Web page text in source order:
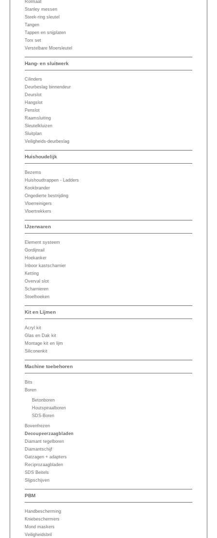
Rolmaat
Stanley messen
Steek-ring sleutel
Tangen
Tappen en snijplaten
Torx set
Verstelbare Moersleutel
Hang- en sluitwerk
Cilinders
Deurbeslag binnendeur
Deurslot
Hangslot
Penslot
Raamsluiting
Sleutelkluizen
Sluitplan
Veiligheids-deurbeslag
Huishoudelijk
Bezems
Huishoudtrappen - Ladders
Kookbrander
Ongedierte bestrijding
Vloerreinigers
Vloertrekkers
IJzerwaren
Element systeem
Gordijnrail
Hoekanker
Inboor kastscharnier
Ketting
Overval slot
Scharnieren
Stoelhoeken
Kit en Lijmen
Acryl kit
Glas en Dak kit
Montage kit en lijm
Siliconenkit
Machine toebehoren
Bits
Boren
Betonboren
Houtspiraalboren
SDS-Boren
Bovenfrezen
Decoupeerzaagbladen
Diamant tegelboren
Diamantschijf
Gatzagen + adapters
Reciprozaagbladen
SDS Beitels
Slijpschijven
PBM
Handbescherming
Kniebeschermers
Mond maskers
Veiligheidsbril